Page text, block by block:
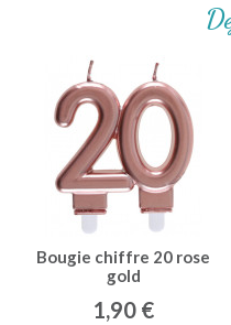
Bougie chiffre 20 rose
gold
1,90 €